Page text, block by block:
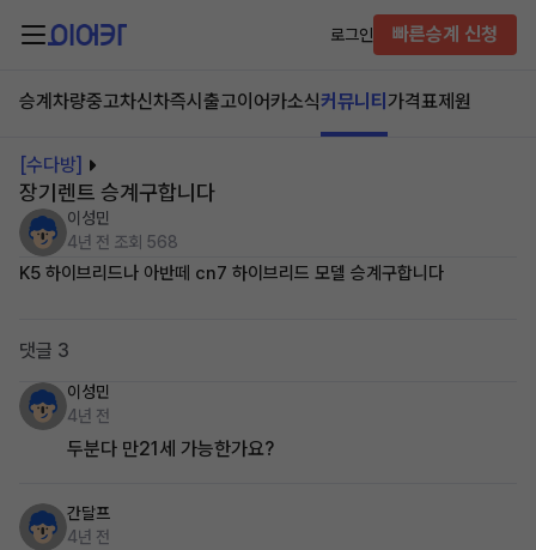
로그인 빠른승계 신청
승계차량중고차신차즉시출고이어카소식커뮤니티 가격표제원
[수다방]
장기렌트 승계구합니다
이성민
4년 전 조회 568
K5 하이브리드나 아반떼 cn7 하이브리드 모델 승계구합니다
댓글 3
이성민
4년 전
두분다 만21세 가능한가요?
간달프
4년 전